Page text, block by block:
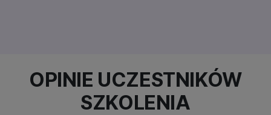
OPINIE UCZESTNIKÓW
SZKOLENIA